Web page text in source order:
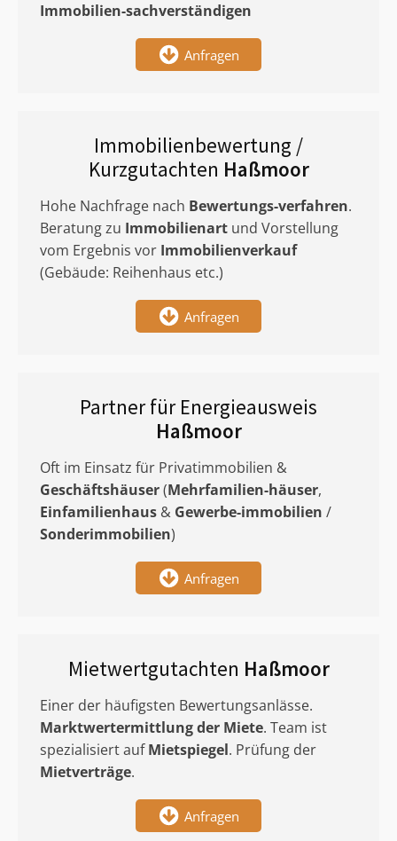
Immobilien-sachverständigen
Anfragen
Immobilienbewertung /
Kurzgutachten Haßmoor
Hohe Nachfrage nach Bewertungs-verfahren.
Beratung zu Immobilienart und Vorstellung
vom Ergebnis vor Immobilienverkauf
(Gebäude: Reihenhaus etc.)
Anfragen
Partner für Energieausweis
Haßmoor
Oft im Einsatz für Privatimmobilien &
Geschäftshäuser(Mehrfamilien-häuser,
Einfamilienhaus & Gewerbe-immobilien /
Sonderimmobilien)
Anfragen
Mietwertgutachten Haßmoor
Einer der häufigsten Bewertungsanlässe.
Marktwertermittlungder Miete. Team ist
spezialisiert aufMietspiegel. Prüfung der
Mietverträge.
Anfragen